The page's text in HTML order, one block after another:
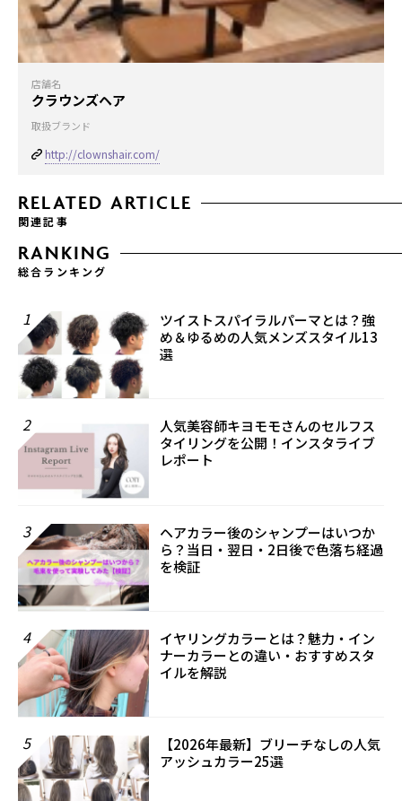
店舗名
クラウンズヘア
取扱ブランド
http://clownshair.com/
RELATED ARTICLE
関連記事
RANKING
総合ランキング
1
ツイストスパイラルパーマとは？強
め＆ゆるめの人気メンズスタイル13
選
2
人気美容師キヨモモさんのセルフス
タイリングを公開！インスタライブ
レポート
3
ヘアカラー後のシャンプーはいつか
ら？当日・翌日・2日後で色落ち経過
を検証
4
イヤリングカラーとは？魅力・イン
ナーカラーとの違い・おすすめスタ
イルを解説
5
【2026年最新】ブリーチなしの人気
アッシュカラー25選